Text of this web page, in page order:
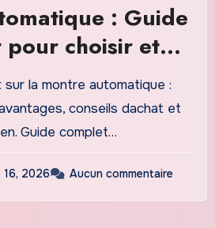
: Guide
pour choisir et
sa montre
la montre automatique :
conseils dachat et
Guide complet…
16, 2026 Aucun commentaire